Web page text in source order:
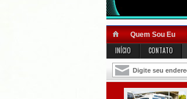
Quem Sou Eu
INÍCIO CONTATO